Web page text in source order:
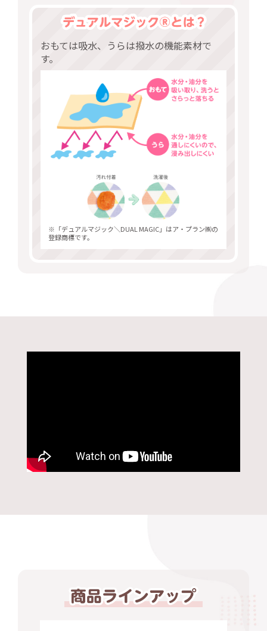
おもては吸水、うらは撥水の機能素材で
す。
※「デュアルマジック＼DUAL MAGIC」はア・プラン㈱の
登録商標です。